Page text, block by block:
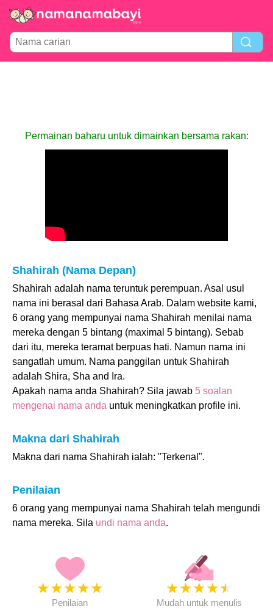
Permainan baharu untuk dimainkan bersama rakan:
Shahirah (Nama Depan)
Shahirah adalah nama teruntuk perempuan. Asal usul
nama ini berasal dari Bahasa Arab. Dalam website kami,
6 orang yang mempunyai nama Shahirah menilai nama
mereka dengan 5 bintang (maximal 5 bintang). Sebab
dari itu, mereka teramat berpuas hati. Namun nama ini
sangatlah umum. Nama panggilan untuk Shahirah
adalah Shira, Sha and Ira.
Apakah nama anda Shahirah? Sila jawab 5 soalan
mengenai nama anda untuk meningkatkan profile ini.
Makna dari Shahirah
Makna dari nama Shahirah ialah: "Terkenal".
Penilaian
6 orang yang mempunyai nama Shahirah telah mengundi
nama mereka. Sila undi nama anda.
★★★★★
Penilaian
★★★★★
Mudah untuk menulis